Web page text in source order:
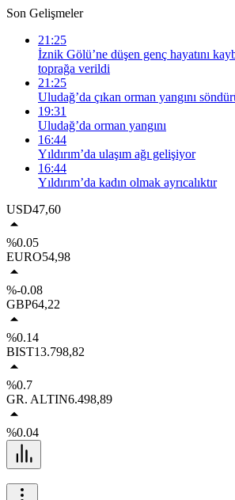
Son Gelişmeler
21:25
İznik Gölü’ne düşen genç hayatını
toprağa verildi
21:25
Uludağ’da çıkan orman yangını
19:31
Uludağ’da orman yangını
16:44
Yıldırım’da ulaşım ağı gelişiyor
16:44
Yıldırım’da kadın olmak ayrıcalıktır
USD47,60
%0.05
EURO54,98
%-0.08
GBP64,22
%0.14
BIST13.798,82
%0.7
GR. ALTIN6.498,89
%0.04